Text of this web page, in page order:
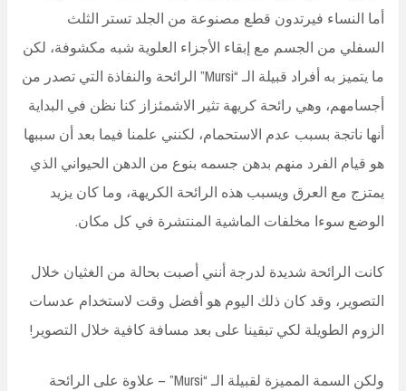
أما النساء فيرتدون قطع مصنوعة من الجلد تستر الثلث
السفلي من الجسم مع إبقاء الأجزاء العلوية شبه مكشوفة، لكن
ما يتميز به أفراد قبيلة الـ “Mursi” الرائحة والنفاذة التي تصدر من
أجسامهم، وهي رائحة كريهة تثير الاشمئزاز كنا نظن في البداية
أنها ناتجة بسبب عدم الاستحمام، لكنني علمنا فيما بعد أن سببها
هو قيام الفرد منهم بدهن جسمه بنوع من الدهن الحيواني الذي
يمتزج مع العرق ويسبب هذه الرائحة الكريهة، وما كان يزيد
الوضع سوءا مخلفات الماشية المنتشرة في كل مكان.
كانت الرائحة شديدة لدرجة أنني أصبت بحالة من الغثيان خلال
التصوير، وقد كان ذلك اليوم هو أفضل وقت لاستخدام عدسات
الزوم الطويلة لكي تبقينا على بعد مسافة كافية خلال التصوير!
ولكن السمة المميزة لقبيلة الـ “Mursi” – علاوة على الرائحة